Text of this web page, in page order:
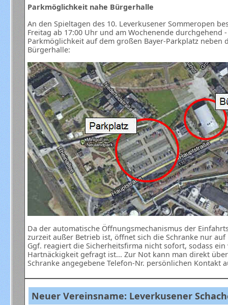
Parkmöglichkeit nahe Bürgerhalle
An den Spieltagen des 10. Leverkusener Sommeropen
Freitag ab 17:00 Uhr und am Wochenende durchgehend
Parkmöglichkeit auf dem großen Bayer-Parkplatz neben
Bürgerhalle:
Da der automatische Öffnungsmechanismus der
zurzeit außer Betrieb ist, öffnet sich die Schranke nur
Ggf. reagiert die Sicherheitsfirma nicht sofort, sodass ein
Hartnäckigkeit gefragt ist... Zur Not kann man direkt
Schranke angegebene Telefon-Nr. persönlichen Kontakt
Neuer Vereinsname: Leverkusener